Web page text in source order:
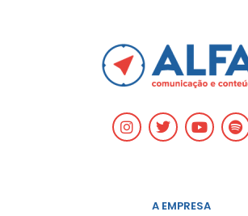
A EMPRESA